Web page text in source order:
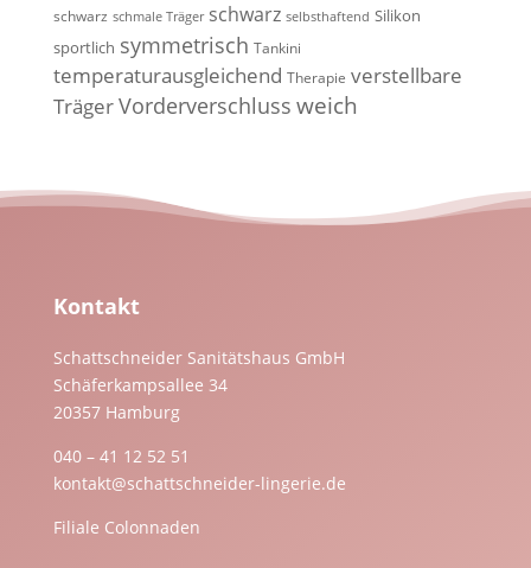
schwarz schmale Träger schwarz selbsthaftend Silikon
sportlich symmetrisch Tankini
temperaturausgleichend Therapie verstellbare
TrägerVorderverschluss weich
Kontakt
Schattschneider Sanitätshaus GmbH
Schäferkampsallee 34
20357 Hamburg
040 – 41 12 52 51
kontakt@schattschneider-lingerie.de
Filiale Colonnaden